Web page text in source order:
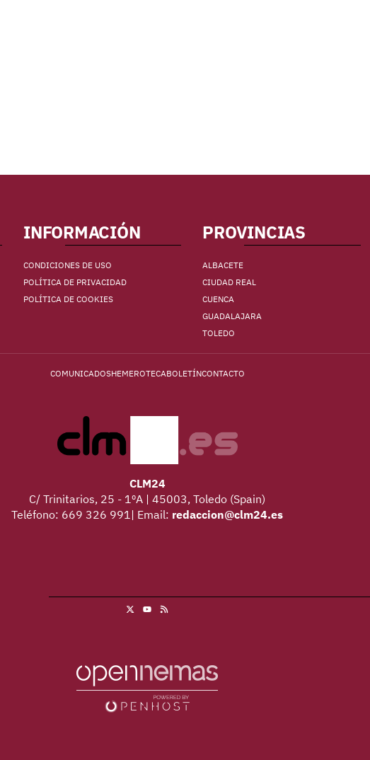
INFORMACIÓN
CONDICIONES DE USO
POLÍTICA DE PRIVACIDAD
POLÍTICA DE COOKIES
PROVINCIAS
ALBACETE
CIUDAD REAL
CUENCA
GUADALAJARA
TOLEDO
COMUNICADOSHEMEROTECABOLETÍNCONTACTO
CLM24
C/ Trinitarios, 25 - 1ºA | 45003, Toledo (Spain)
Teléfono: 669 326 991| Email: redaccion@clm24.es